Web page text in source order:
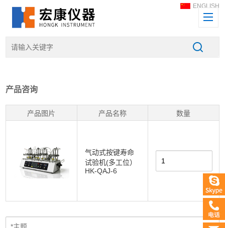
ENGLISH
产品咨询
产品图片 产品名称
气动式按键寿命
试验机(多工位）
HK-QAJ-6
数量